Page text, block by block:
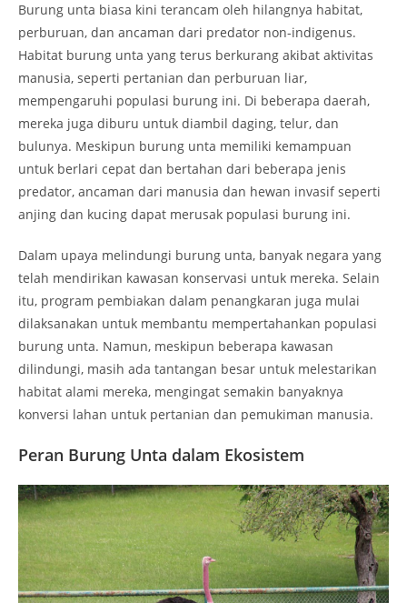
Burung unta biasa kini terancam oleh hilangnya habitat,
perburuan, dan ancaman dari predator non-indigenus.
Habitat burung unta yang terus berkurang akibat aktivitas
manusia, seperti pertanian dan perburuan liar,
mempengaruhi populasi burung ini. Di beberapa daerah,
mereka juga diburu untuk diambil daging, telur, dan
bulunya. Meskipun burung unta memiliki kemampuan
untuk berlari cepat dan bertahan dari beberapa jenis
predator, ancaman dari manusia dan hewan invasif seperti
anjing dan kucing dapat merusak populasi burung ini.
Dalam upaya melindungi burung unta, banyak negara yang
telah mendirikan kawasan konservasi untuk mereka. Selain
itu, program pembiakan dalam penangkaran juga mulai
dilaksanakan untuk membantu mempertahankan populasi
burung unta. Namun, meskipun beberapa kawasan
dilindungi, masih ada tantangan besar untuk melestarikan
habitat alami mereka, mengingat semakin banyaknya
konversi lahan untuk pertanian dan pemukiman manusia.
Peran Burung Unta dalam Ekosistem